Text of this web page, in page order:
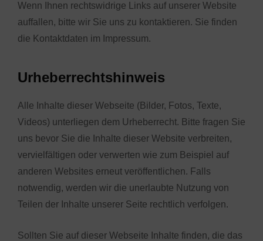
Wenn Ihnen rechtswidrige Links auf unserer Website
auffallen, bitte wir Sie uns zu kontaktieren. Sie finden
die Kontaktdaten im Impressum.
Urheberrechtshinweis
Alle Inhalte dieser Webseite (Bilder, Fotos, Texte,
Videos) unterliegen dem Urheberrecht. Bitte fragen Sie
uns bevor Sie die Inhalte dieser Website verbreiten,
vervielfältigen oder verwerten wie zum Beispiel auf
anderen Websites erneut veröffentlichen. Falls
notwendig, werden wir die unerlaubte Nutzung von
Teilen der Inhalte unserer Seite rechtlich verfolgen.
Sollten Sie auf dieser Webseite Inhalte finden, die das